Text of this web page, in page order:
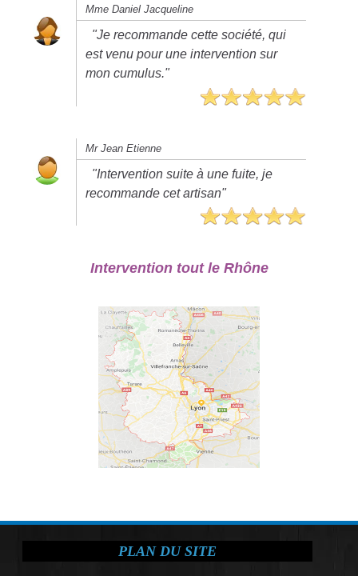
Mme Daniel Jacqueline
"Je recommande cette société, qui
est venu pour une intervention sur
mon cumulus."
Mr Jean Etienne
"Intervention suite à une fuite, je
recommande cet artisan"
Intervention tout le Rhône
PLAN DU SITE